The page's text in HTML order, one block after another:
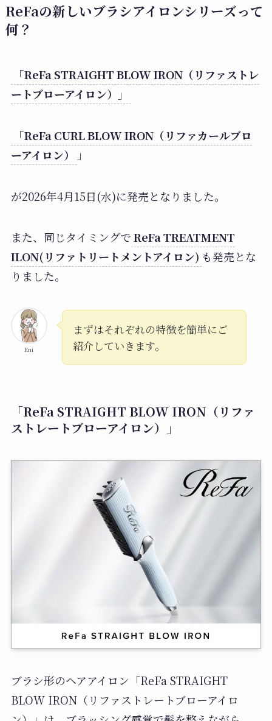
ReFaの新しいブラシアイロンシリーズって
何？
「ReFa STRAIGHT BLOW IRON（リファストレ
ートブローアイロン）」
「ReFa CURL BLOW IRON（リファカールブロ
ーアイロン）
」
が2026年4月15日(水)に発売となりました。
また、同じタイミングでReFa TREATMENT
ILON(リファトリートメントアイロン) も発売とな
りました。
Eni
まずはそれぞれの特徴を簡単にご
紹介していきます。
「ReFa STRAIGHT BLOW IRON（リファ
ストレートブローアイロン）」
ブラシ形のヘアアイロン「ReFa STRAIGHT
BLOW IRON（リファストレートブローアイロ